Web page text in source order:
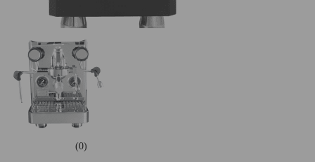
(0)